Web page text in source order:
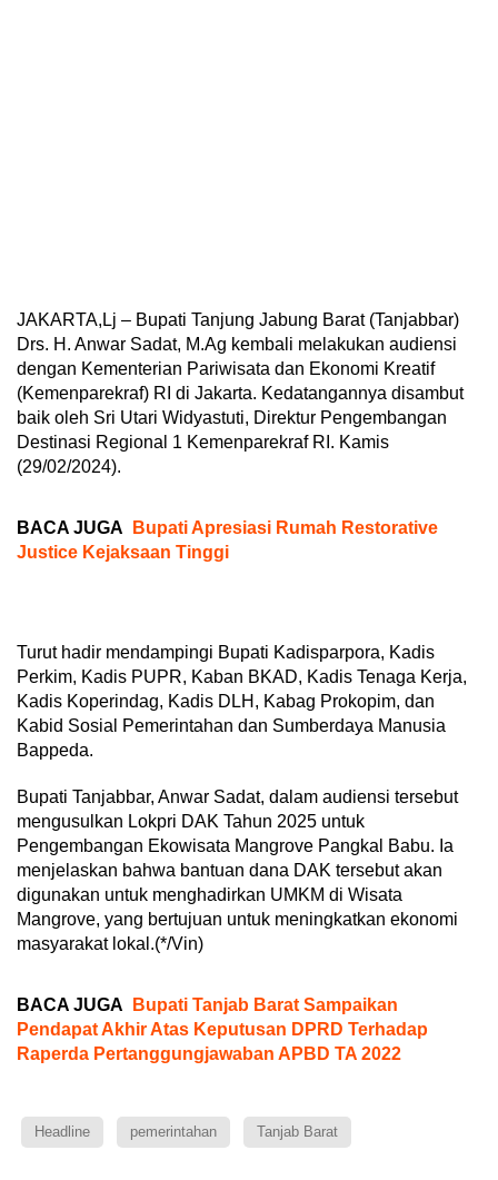
JAKARTA,Lj – Bupati Tanjung Jabung Barat (Tanjabbar)
Drs. H. Anwar Sadat, M.Ag kembali melakukan audiensi
dengan Kementerian Pariwisata dan Ekonomi Kreatif
(Kemenparekraf) RI di Jakarta. Kedatangannya disambut
baik oleh Sri Utari Widyastuti, Direktur Pengembangan
Destinasi Regional 1 Kemenparekraf RI. Kamis
(29/02/2024).
BACA JUGA
Bupati Apresiasi Rumah Restorative
Justice Kejaksaan Tinggi
Turut hadir mendampingi Bupati Kadisparpora, Kadis
Perkim, Kadis PUPR, Kaban BKAD, Kadis Tenaga Kerja,
Kadis Koperindag, Kadis DLH, Kabag Prokopim, dan
Kabid Sosial Pemerintahan dan Sumberdaya Manusia
Bappeda.
Bupati Tanjabbar, Anwar Sadat, dalam audiensi tersebut
mengusulkan Lokpri DAK Tahun 2025 untuk
Pengembangan Ekowisata Mangrove Pangkal Babu. Ia
menjelaskan bahwa bantuan dana DAK tersebut akan
digunakan untuk menghadirkan UMKM di Wisata
Mangrove, yang bertujuan untuk meningkatkan ekonomi
masyarakat lokal.(*/Vin)
BACA JUGA
Bupati Tanjab Barat Sampaikan
Pendapat Akhir Atas Keputusan DPRD Terhadap
Raperda Pertanggungjawaban APBD TA 2022
Headline pemerintahan Tanjab Barat